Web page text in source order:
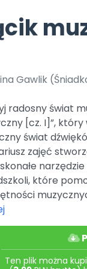
czerwca 2024 r.
r. Nr decyzji:
Online.
Bliżej Pieska
Pomoc zwierzętom
Promowanie
TikTok
YouTube
Gawlik
radosny świat
[cz. I]”,
świat
zajęć
które
Ten plik można